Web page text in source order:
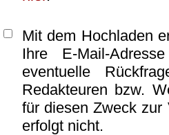
Mit dem Hochladen
Ihre E-Mail-
eventuelle
Redakteuren bzw.
für diesen Zweck zur
erfolgt nicht.